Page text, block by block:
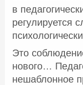
в
регулируется
Это
нового…
нешаблонное